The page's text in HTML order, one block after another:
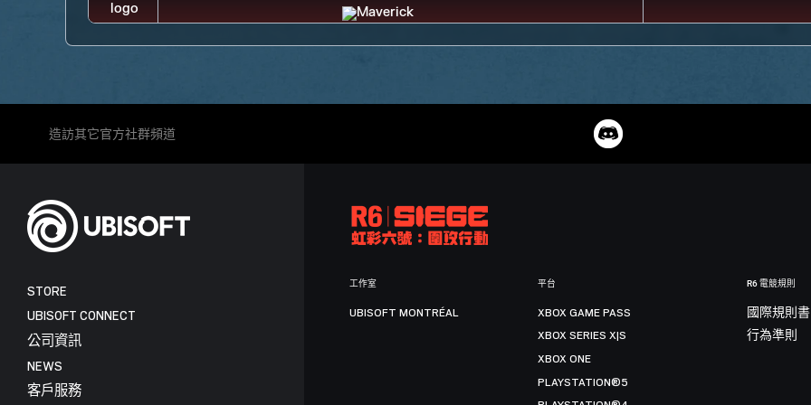
造訪其它官方社群頻道
STORE
UBISOFT CONNECT
公司資訊
NEWS
客戶服務
工作室
UBISOFT MONTRÉAL
平台
XBOX GAME PASS
XBOX SERIES X|S
XBOX ONE
PLAYSTATION®5
R6 電競規則
國際規則書
行為準則